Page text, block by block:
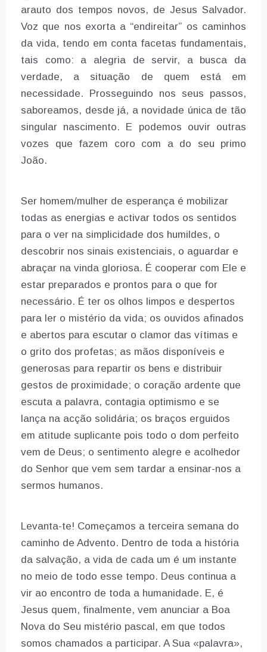
arauto dos tempos novos, de Jesus Salvador.
Voz que nos exorta a “endireitar” os caminhos
da vida, tendo em conta facetas fundamentais,
tais como: a alegria de servir, a busca da
verdade, a situação de quem está em
necessidade. Prosseguindo nos seus passos,
saboreamos, desde já, a novidade única de tão
singular nascimento. E podemos ouvir outras
vozes que fazem coro com a do seu primo
João.
Ser homem/mulher de esperança é mobilizar
todas as energias e activar todos os sentidos
para o ver na simplicidade dos humildes, o
descobrir nos sinais existenciais, o aguardar e
abraçar na vinda gloriosa. É cooperar com Ele e
estar preparados e prontos para o que for
necessário. É ter os olhos limpos e despertos
para ler o mistério da vida; os ouvidos afinados
e abertos para escutar o clamor das vítimas e
o grito dos profetas; as mãos disponíveis e
generosas para repartir os bens e distribuir
gestos de proximidade; o coração ardente que
escuta a palavra, contagia optimismo e se
lança na acção solidária; os braços erguidos
em atitude suplicante pois todo o dom perfeito
vem de Deus; o sentimento alegre e acolhedor
do Senhor que vem sem tardar a ensinar-nos a
sermos humanos.
Levanta-te! Começamos a terceira semana do
caminho de Advento. Dentro de toda a história
da salvação, a vida de cada um é um instante
no meio de todo esse tempo. Deus continua a
vir ao encontro de toda a humanidade. E, é
Jesus quem, finalmente, vem anunciar a Boa
Nova do Seu mistério pascal, em que todos
somos chamados a participar. A Sua «palavra»,